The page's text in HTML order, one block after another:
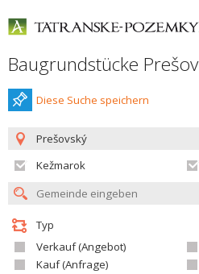
Baugrundstücke Prešov
Diese Suche speichern
Prešovský
Kežmarok
Typ
Verkauf (Angebot)
Kauf (Anfrage)